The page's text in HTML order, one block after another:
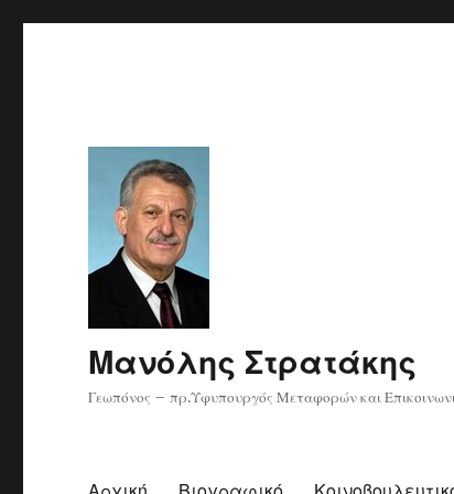
Μανόλης Στρατάκης
Γεωπόνος – πρ.Υφυπουργός Μεταφορών και